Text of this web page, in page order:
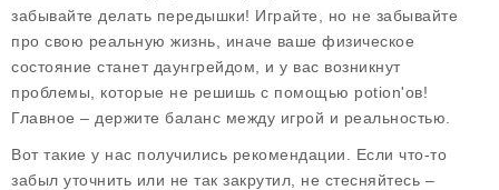
забывайте делать передышки! Играйте, но не забывайте
про свою реальную жизнь, иначе ваше физическое
состояние станет даунгрейдом, и у вас возникнут
проблемы, которые не решишь с помощью potion'ов!
Главное – держите баланс между игрой и реальностью.
Вот такие у нас получились рекомендации. Если что-то
забыл уточнить или не так закрутил, не стесняйтесь –